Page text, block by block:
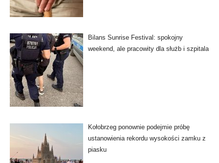
Bilans Sunrise Festival: spokojny
weekend, ale pracowity dla służb i szpitala
Kołobrzeg ponownie podejmie próbę
ustanowienia rekordu wysokości zamku z
piasku